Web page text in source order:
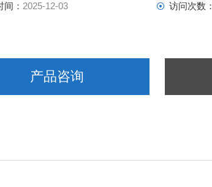
间： 2025-12-03 访问次数：
产品咨询